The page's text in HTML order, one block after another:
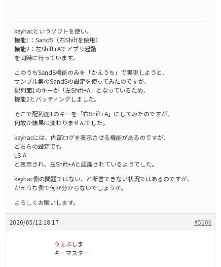
keyhacというソフトを使い、
機能1：SandS（右Shiftを使用）
機能2：左Shift+Aでアプリ起動
を同時に行っています。
このうちSandS機能のみを「かえうち」で実現しようと、
サンプル集のSandSの設定を使ってみたのですが、
配列面1のキーが「左Shift+A」となっているため、
機能2とバッティングしました。
そこで配列面1のキーを「右Shift+A」にしてみたのですが、
何故か結果は変わりませんでした。
keyhacには、内部ログを表示させる機能があるのですが、
どちらの設定でも
LS-A
と表示され、左Shift+Aと認識されているようでした。
keyhac側の問題ではない、と断言できない状況ではあるのですが、
かえうち側で何か分からないでしょうか。
よろしくお願いします。
2020/05/12 18:17 #5006
うぇぶしま
キーマスター